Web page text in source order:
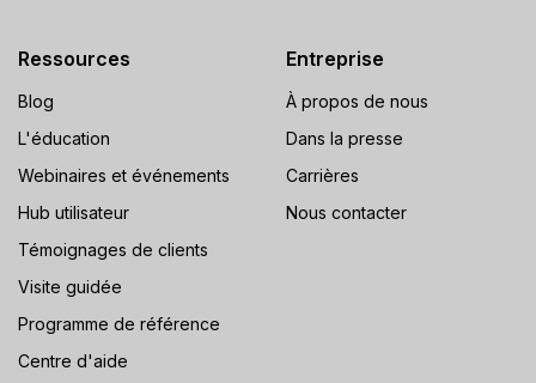
Ressources
Blog
L'éducation
Webinaires et événements
Hub utilisateur
Témoignages de clients
Visite guidée
Programme de référence
Centre d'aide
Entreprise
À propos de nous
Dans la presse
Carrières
Nous contacter